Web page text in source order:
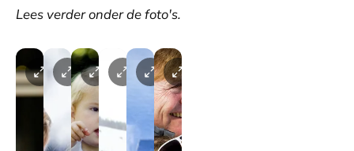
Lees verder onder de foto's.